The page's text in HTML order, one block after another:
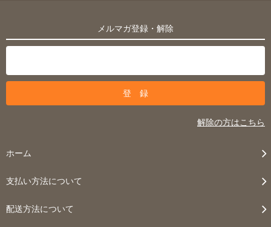
メルマガ登録・解除
解除の方はこちら
ホーム
支払い方法について
配送方法について